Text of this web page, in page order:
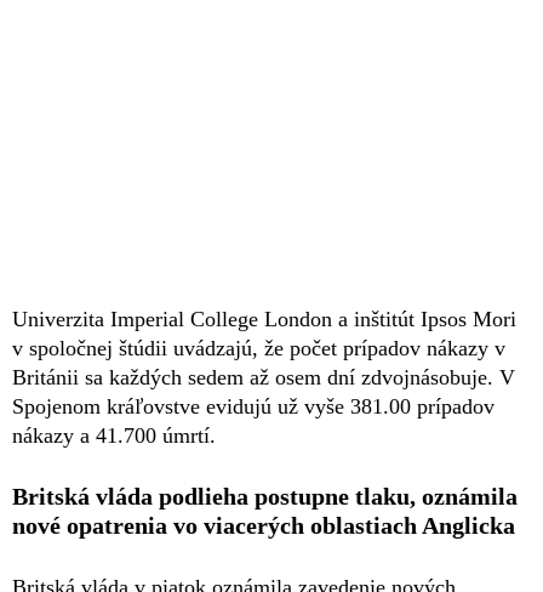
Univerzita Imperial College London a inštitút Ipsos Mori
v spoločnej štúdii uvádzajú, že počet prípadov nákazy v
Británii sa každých sedem až osem dní zdvojnásobuje. V
Spojenom kráľovstve evidujú už vyše 381.00 prípadov
nákazy a 41.700 úmrtí.
Britská vláda podlieha postupne tlaku, oznámila
nové opatrenia vo viacerých oblastiach Anglicka
Britská vláda v piatok oznámila zavedenie nových